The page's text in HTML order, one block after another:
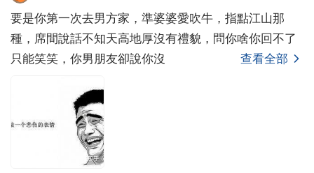
家人，然后重新跟我在一起？可能說的有點亂，求求大
家給點幫助大家可能誤會了。第一 我當天邀請他去吃飯
那天是有說 有一堆親戚的因為比較重視他第二我微信是
一直在跟他說我爸的不是，沒有說過他什麼 是一直在哄
他。還有我爸是一開始是蠻依我男朋友的，也沒這麼封
建，一開始大家吸煙，男朋友聞這個味道不舒服，給我
爸看出來，他就叫大家不要吸沒任何引戰的想法，只想
大家告訴我怎麼能復合。他媽媽因為他兒子在我家洗碗
這件事，跟我的關系也很僵現在，不回我微信，每次上
要是你第一次去男方家，準婆婆愛吹牛，指點江山那
種，席間說話不知天高地厚沒有禮貌，問你啥你回不了
只能笑笑，你男朋友卻說你沒
查看全部